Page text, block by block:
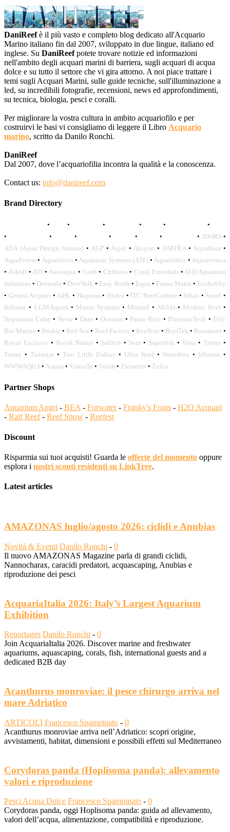
DaniReefè il più vasto e completo blog dedicato all'Acquario
Marino italiano fin dal 2007, sviluppato in due lingue, italiano ed
inglese. Su DaniReefpotete trovare notizie ed informazioni
nell'ambito degli acquari marini di barriera, sugli acquari di acqua
dolce e su tutto il settore che vi gira attorno. A noi piace trattare i
temi sugli Acquari Marini, sulle guide tecniche, sull'illuminazione a
led, su incredibili fotografie, recensioni, news ed approfondimenti,
su tecnica, biologia, pesci e coralli.
Per migliorare la vostra cultura in ambito acquariofilo e per
costruirvi le basi vi consigliamo di leggere il Libro Acquario
marino, scritto da Danilo Ronchi.
DaniReef
Dal 2007, dove l’acquariofilia incontra la qualità e la conoscenza.
Contact us: info@danireef.com
Brand Directory
• • • • • •
•
• • • • • • 3D-IRS •
ADA (Aqua Design Amano) • AGP• Aipai • Alxyon • AMTRA• Aquaflora •
AquaForest • Aquaristica • Aquarium Systems (ASF)• Aquatlantis • Aquatronica
• Askoll • ATI • Autoaqua • Ceab • Chihiros • Coral Essentials• D-D Aquarium
Solutions • Dennerle • DiveVolk • Easy Reefs• Equo • Fauna Marin • Funhobby
• Genesi Acquari • GHL • Haquoss• Hydor • ITC ReefCulture •Jebao •Juwel •
Keloray • LGMAquari • Manta Systems• Micmol • MOAI • Modern Reef•
Neptunian Cube • Newa • Oase • Oceamo • Panta Rhei • PlanctonTech • Poly
Bio Marine • Prodac • Red Sea • Reef Factory • Reefline • ReefTek • Rossmont •
Royal Exclusiv • Royal Nature • Salifert • Sera • Superfish •Tetra •Triton •
Tunze • Twinstar • Two Little Fishies • Ultra Reef • Waterbox • Whimar •
WWWAQUA • Xaqua • Yokuchi • Yorah • Zlements • Zolux
Partner Shops
Aquarium Angri - BEA- Forwater- Franky's Frags - H2O Acquari
- Ralf Reef- Reef Snow - Reefest
Discount
Risparmia sui tuoi acquisti! Guarda le offerte del momento oppure
esplora i nostri sconti residenti su LinkTree.
Latest articles
AMAZONAS luglio/agosto 2026: ciclidi e Anubias
Novità & Eventi Danilo Ronchi - 0
Il nuovo AMAZONAS Magazine parla di grandi ciclidi,
Nannocharax, caracidi predatori, acquascaping, Anubias e
riproduzione dei pesci
AcquariaItalia 2026: Italy’s Largest Aquarium
Exhibition
Reportages Danilo Ronchi - 0
Join AcquariaItalia 2026. Discover marine and freshwater
aquariums, aquascaping, corals, fish, international guests and a
dedicated B2B day
Acanthurus monroviae: il pesce chirurgo arriva nel
mare Adriatico
ARTICOLI Francesco Spampinato - 0
Acanthurus monroviae arriva nell’Adriatico: scopri origine,
avvistamenti, habitat, dimensioni e possibili effetti sul Mediterraneo
Corydoras panda (Hoplisoma panda): allevamento
valori e riproduzione
Pesci Acqua Dolce Francesco Spampinato - 0
Corydoras panda, oggi Hoplisoma panda: guida ad allevamento,
valori dell’acqua, alimentazione, compatibilità e riproduzione.